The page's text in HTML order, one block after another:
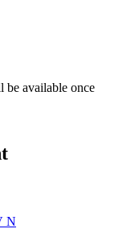
be available once